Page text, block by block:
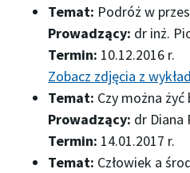
Temat: Podróż w
Prowadzący: dr inż.
Termin: 10.12.2016 r.
Zobacz zdjęcia z
Temat: Czy można żyć
Prowadzący: dr
Termin: 14.01.2017 r.
Temat: Człowiek a